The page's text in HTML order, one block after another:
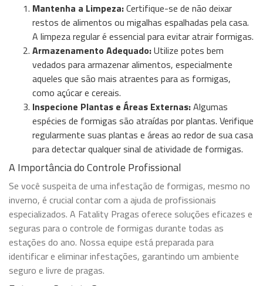
Mantenha a Limpeza:Certifique-se de não deixar
restos de alimentos ou migalhas espalhadas pela casa.
A limpeza regular é essencial para evitar atrair formigas.
Armazenamento Adequado:Utilize potes bem
vedados para armazenar alimentos, especialmente
aqueles que são mais atraentes para as formigas,
como açúcar e cereais.
Inspecione Plantas e Áreas Externas:Algumas
espécies de formigas são atraídas por plantas. Verifique
regularmente suas plantas e áreas ao redor de sua casa
para detectar qualquer sinal de atividade de formigas.
A Importância do Controle Profissional
Se você suspeita de uma infestação de formigas, mesmo no
inverno, é crucial contar com a ajuda de profissionais
especializados. A Fatality Pragas oferece soluções eficazes e
seguras para o controle de formigas durante todas as
estações do ano. Nossa equipe está preparada para
identificar e eliminar infestações, garantindo um ambiente
seguro e livre de pragas.